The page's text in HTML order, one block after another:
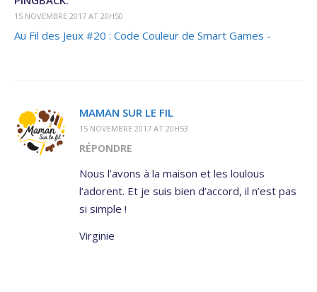
15 NOVEMBRE 2017 AT 20H50
Au Fil des Jeux #20 : Code Couleur de Smart Games -
MAMAN SUR LE FIL
15 NOVEMBRE 2017 AT 20H53
RÉPONDRE
Nous l’avons à la maison et les loulous
l’adorent. Et je suis bien d’accord, il n’est pas
si simple !
Virginie